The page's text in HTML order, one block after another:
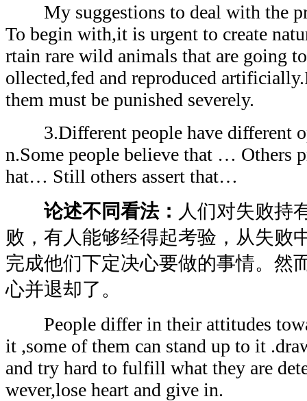
My suggestions to deal with the
To begin with,it is urgent to create
rtain rare wild animals that are going
ollected,fed and reproduced
them must be punished severely.
3.Different people have different
n.Some people believe that … Others
hat… Still others assert that…
论述不同看法： 人们对失败持
败，有人能够经得起考验，从失败
完成他们下定决心要做的事情。然
心并退却了。
People differ in their attitudes
it ,some of them can stand up to it
and try hard to fulfill what they are
wever,lose heart and give in.